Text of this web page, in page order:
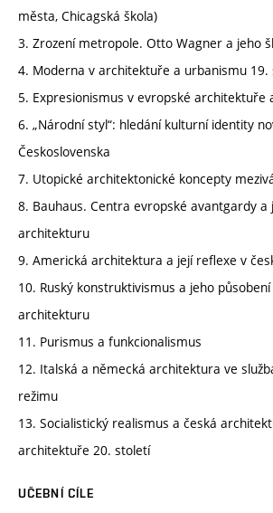
města, Chicagská škola)
3. Zrození metropole. Otto Wagner a jeho
4. Moderna v architektuře a urbanismu 19.
5. Expresionismus v evropské architektuře
6. „Národní styl“: hledání kulturní identity
Československa
7. Utopické architektonické koncepty
8. Bauhaus. Centra evropské avantgardy a
architekturu
9. Americká architektura a její reflexe v
10. Ruský konstruktivismus a jeho
architekturu
11. Purismus a funkcionalismus
12. Italská a německá architektura ve
režimu
13. Socialistický realismus a česká
architektuře 20. století
UČEBNÍ CÍLE